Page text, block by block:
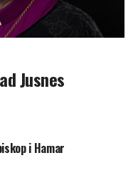
Jusnes
i Hamar